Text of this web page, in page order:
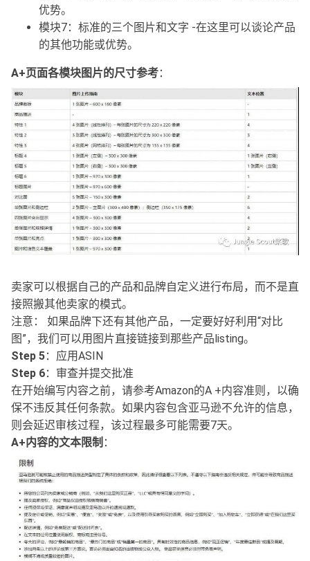
优势。
模块7：标准的三个图片和文字 -在这里可以谈论产品
的其他功能或优势。
A+页面各模块图片的尺寸参考：
卖家可以根据自己的产品和品牌自定义进行布局，而不是直
接照搬其他卖家的模式。
注意： 如果品牌下还有其他产品，一定要好好利用“对比
图”，我们可以用图片直接链接到那些产品listing。
Step 5：应用ASIN
Step 6：审查并提交批准
在开始编写内容之前，请参考Amazon的A +内容准则，以确
保不违反其任何条款。如果内容包含亚马逊不允许的信息，
则会延迟审核过程，该过程最多可能需要7天。
A+内容的文本限制 ：